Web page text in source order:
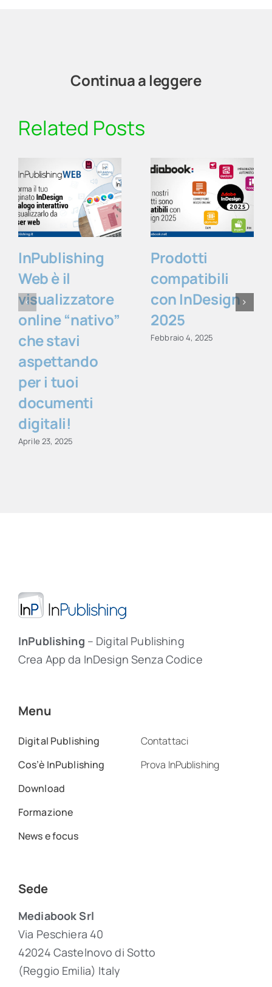
Continua a leggere
Related Posts
InPublishing
Web è il
visualizzatore
online “nativo”
che stavi
aspettando
per i tuoi
documenti
digitali!
Aprile 23, 2025
Prodotti
compatibili
con InDesign
2025
Febbraio 4, 2025
InPublishing – Digital Publishing
Crea App da InDesign Senza Codice
Menu
Digital Publishing
Cos’è InPublishing
Download
Formazione
News e focus
Contattaci
Prova InPublishing
Sede
Mediabook Srl
Via Peschiera 40
42024 Castelnovo di Sotto
(Reggio Emilia) Italy